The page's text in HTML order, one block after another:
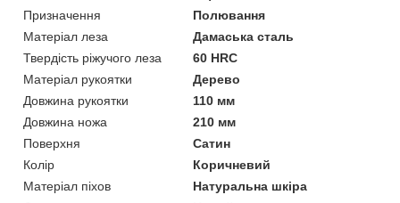
Призначення
Полювання
Матеріал леза
Дамаська сталь
Твердість ріжучого леза
60 HRC
Матеріал рукоятки
Дерево
Довжина рукоятки
110 мм
Довжина ножа
210 мм
Поверхня
Сатин
Колір
Коричневий
Матеріал піхов
Натуральна шкіра